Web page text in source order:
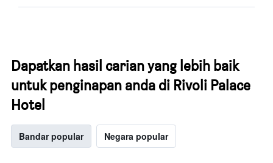
Dapatkan hasil carian yang lebih baik
untuk penginapan anda di Rivoli Palace
Hotel
Bandar popular Negara popular